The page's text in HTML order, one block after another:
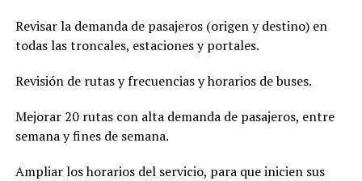
Revisar la demanda de pasajeros (origen y destino) en
todas las troncales, estaciones y portales.
Revisión de rutas y frecuencias y horarios de buses.
Mejorar 20 rutas con alta demanda de pasajeros, entre
semana y fines de semana.
Ampliar los horarios del servicio, para que inicien sus